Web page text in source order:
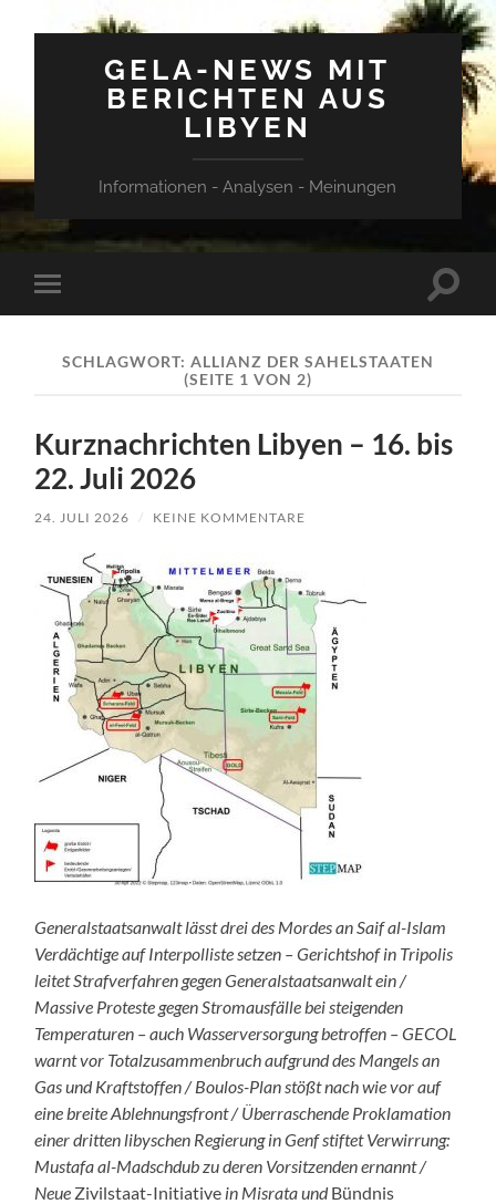
GELA-NEWS MIT
BERICHTEN AUS
LIBYEN
Informationen - Analysen - Meinungen
Mobile-
Menü
SCHLAGWORT: ALLIANZ DER SAHELSTAATEN
(SEITE 1 VON 2)
Kurznachrichten Libyen – 16. bis
22. Juli 2026
24. JULI 2026 / KEINE KOMMENTARE
Generalstaatsanwalt lässt drei des Mordes an Saif al-Islam
Verdächtige auf Interpolliste setzen – Gerichtshof in Tripolis
leitet Strafverfahren gegen Generalstaatsanwalt ein /
Massive Proteste gegen Stromausfälle bei steigenden
Temperaturen – auch Wasserversorgung betroffen – GECOL
warnt vor Totalzusammenbruch aufgrund des Mangels an
Gas und Kraftstoffen / Boulos-Plan stößt nach wie vor auf
eine breite Ablehnungsfront / Überraschende Proklamation
einer dritten libyschen Regierung in Genf stiftet Verwirrung:
Mustafa al-Madschdub zu deren Vorsitzenden ernannt /
Neue Zivilstaat-Initiative in Misrata undBündnis